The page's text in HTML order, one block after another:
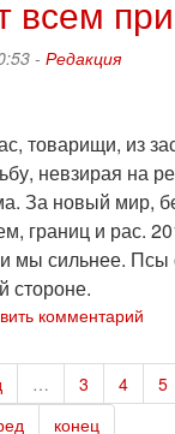
всем
- Редакция
товарищи, из
невзирая на
За новый мир,
границ и рас.
мы сильнее. Псы
стороне.
комментарий
… 3 4 5
конец